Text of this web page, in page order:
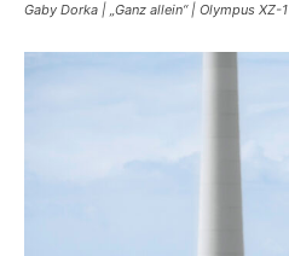
Gaby Dorka | „Ganz allein“ | Olympus XZ-1